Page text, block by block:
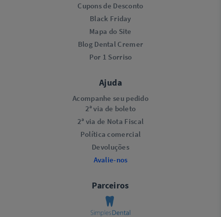
Cupons de Desconto
Black Friday
Mapa do Site
Blog Dental Cremer
Por 1 Sorriso
Ajuda
Acompanhe seu pedido
2ª via de boleto
2ª via de Nota Fiscal
Política comercial
Devoluções
Avalie-nos
Parceiros